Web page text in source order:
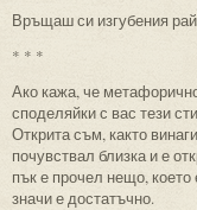
Връщаш си изгубения
* * *
Ако кажа, че
споделяйки с вас тези
Открита съм, както
почувствал близка и е
пък е прочел нещо,
значи е достатъчно.